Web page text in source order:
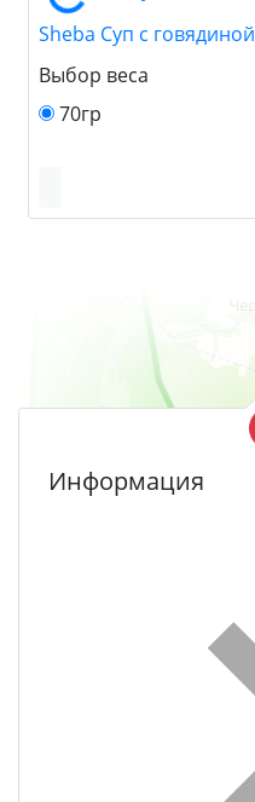
Sheba Суп с говядиной
Выбор веса
70гр
Информация